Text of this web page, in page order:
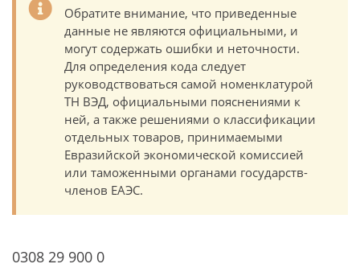
Обратите внимание, что приведенные
данные не являются официальными, и
могут содержать ошибки и неточности.
Для определения кода следует
руководствоваться самой номенклатурой
ТН ВЭД, официальными пояснениями к
ней, а также решениями о классификации
отдельных товаров, принимаемыми
Евразийской экономической комиссией
или таможенными органами государств-
членов ЕАЭС.
0308 29 900 0